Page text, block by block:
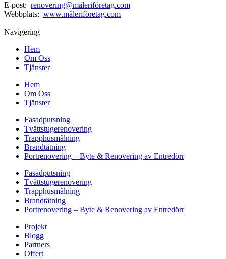
E-post: renovering@måleriföretag.com
Webbplats: www.måleriföretag.com
Navigering
Hem
Om Oss
Tjänster
Hem
Om Oss
Tjänster
Fasadputsning
Tvättstugerenovering
Trapphusmålning
Brandtätning
Portrenovering – Byte & Renovering av Entredörr
Fasadputsning
Tvättstugerenovering
Trapphusmålning
Brandtätning
Portrenovering – Byte & Renovering av Entredörr
Projekt
Blogg
Partners
Offert